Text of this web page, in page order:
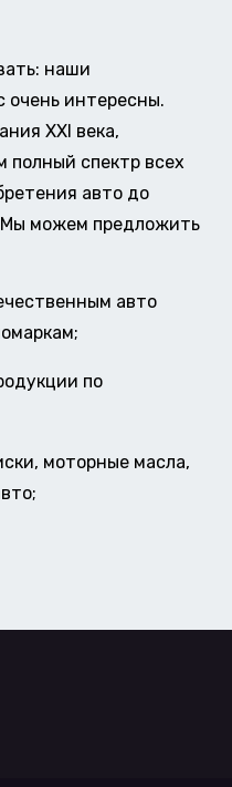
наши
очень интересны.
XXI века,
полный спектр всех
авто до
Мы можем предложить
авто
по
моторные масла,